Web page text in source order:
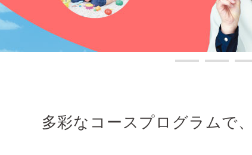
多彩なコースプログラムで、